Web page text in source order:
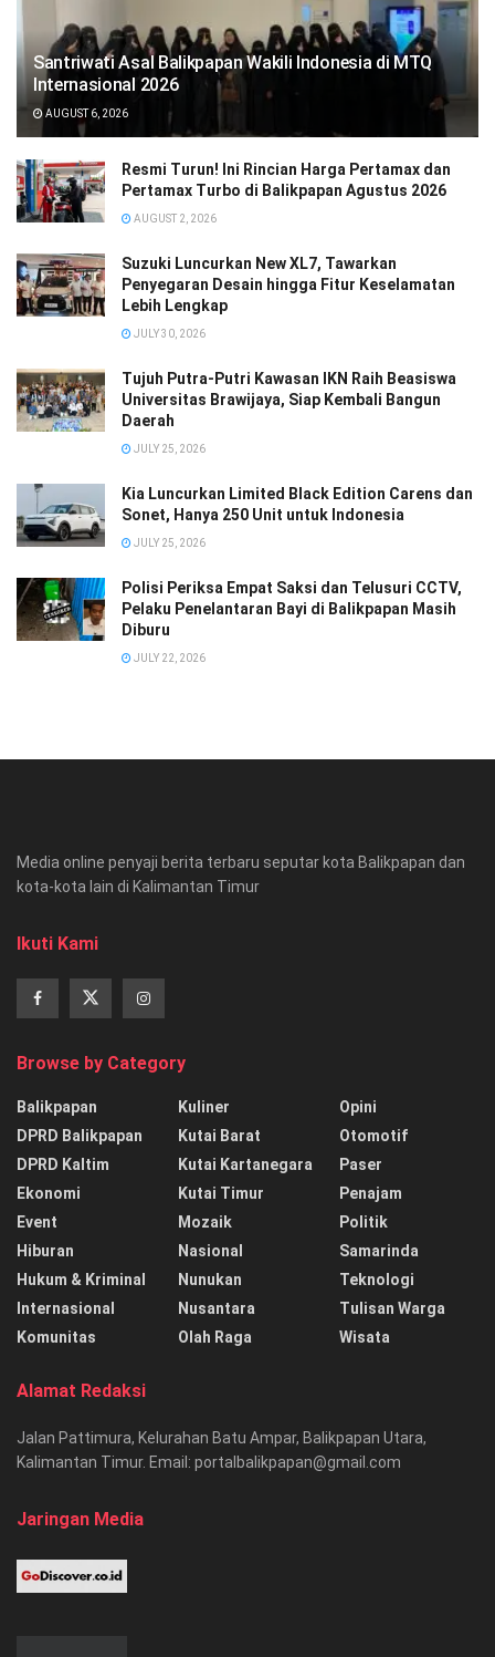
Santriwati Asal Balikpapan Wakili Indonesia di MTQ
Internasional 2026
AUGUST 6, 2026
Resmi Turun! Ini Rincian Harga Pertamax dan
Pertamax Turbo di Balikpapan Agustus 2026
AUGUST 2, 2026
Suzuki Luncurkan New XL7, Tawarkan
Penyegaran Desain hingga Fitur Keselamatan
Lebih Lengkap
JULY 30, 2026
Tujuh Putra-Putri Kawasan IKN Raih Beasiswa
Universitas Brawijaya, Siap Kembali Bangun
Daerah
JULY 25, 2026
Kia Luncurkan Limited Black Edition Carens dan
Sonet, Hanya 250 Unit untuk Indonesia
JULY 25, 2026
Polisi Periksa Empat Saksi dan Telusuri CCTV,
Pelaku Penelantaran Bayi di Balikpapan Masih
Diburu
JULY 22, 2026
Media online penyaji berita terbaru seputar kota Balikpapan dan
kota-kota lain di Kalimantan Timur
Ikuti Kami
Browse by Category
Balikpapan
DPRD Balikpapan
DPRD Kaltim
Ekonomi
Event
Hiburan
Hukum & Kriminal
Internasional
Komunitas
Kuliner
Kutai Barat
Kutai Kartanegara
Kutai Timur
Mozaik
Nasional
Nunukan
Nusantara
Olah Raga
Opini
Otomotif
Paser
Penajam
Politik
Samarinda
Teknologi
Tulisan Warga
Wisata
Alamat Redaksi
Jalan Pattimura, Kelurahan Batu Ampar, Balikpapan Utara,
Kalimantan Timur. Email: portalbalikpapan@gmail.com
Jaringan Media